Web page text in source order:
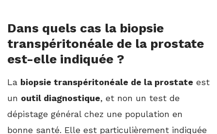
Dans quels cas la biopsie
transpéritonéale de la prostate
est-elle indiquée ?
La biopsie transpéritonéale de la prostate est
un outil diagnostique, et non un test de
dépistage général chez une population en
bonne santé. Elle est particulièrement indiquée